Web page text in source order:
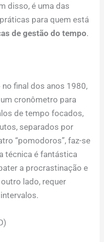
disso, é uma das
para quem está
de gestão do tempo.
final dos anos 1980,
cronômetro para
de tempo focados,
separados por
“pomodoros”, faz-se
técnica é fantástica
a procrastinação e
lado, requer